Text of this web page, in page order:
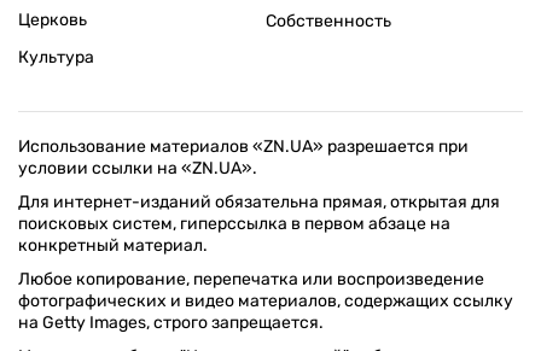
Церковь
Культура
Собственность
Использование материалов «ZN.UA» разрешается при
условии ссылки на «ZN.UA».
Для интернет-изданий обязательна прямая, открытая для
поисковых систем, гиперссылка в первом абзаце на
конкретный материал.
Любое копирование, перепечатка или воспроизведение
фотографических и видео материалов, содержащих ссылку
на Getty Images, строго запрещается.